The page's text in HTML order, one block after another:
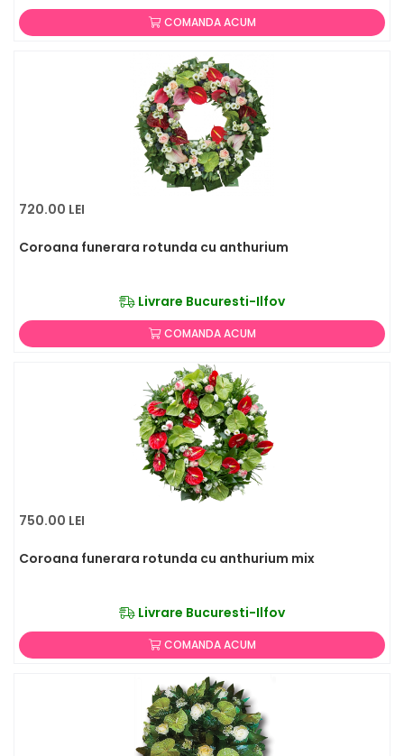
COMANDA ACUM
720.00 LEI
Coroana funerara rotunda cu anthurium
Livrare Bucuresti-Ilfov
COMANDA ACUM
750.00 LEI
Coroana funerara rotunda cu anthurium mix
Livrare Bucuresti-Ilfov
COMANDA ACUM